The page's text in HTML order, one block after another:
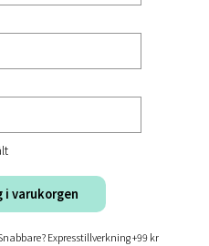
i varukorgen
Expresstillverkning +99 kr